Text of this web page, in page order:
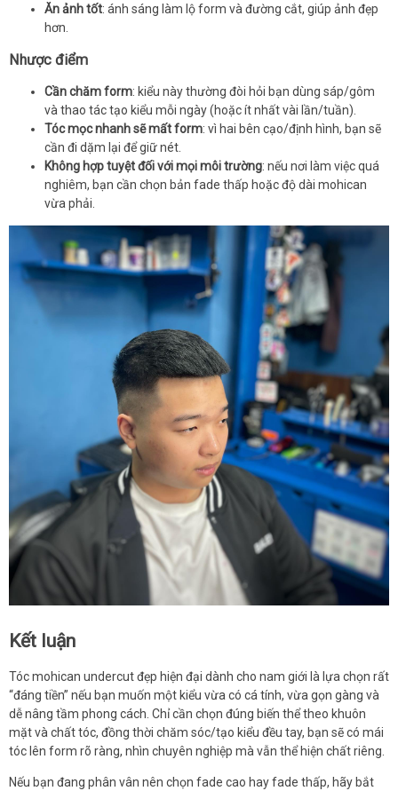
Ăn ảnh tốt: ánh sáng làm lộ form và đường cắt, giúp ảnh đẹp
hơn.
Nhược điểm
Cần chăm form: kiểu này thường đòi hỏi bạn dùng sáp/gôm
và thao tác tạo kiểu mỗi ngày (hoặc ít nhất vài lần/tuần).
Tóc mọc nhanh sẽ mất form: vì hai bên cạo/định hình, bạn sẽ
cần đi dặm lại để giữ nét.
Không hợp tuyệt đối với mọi môi trường: nếu nơi làm việc quá
nghiêm, bạn cần chọn bản fade thấp hoặc độ dài mohican
vừa phải.
Kết luận
Tóc mohican undercut đẹp hiện đại dành cho nam giới là lựa chọn rất
“đáng tiền” nếu bạn muốn một kiểu vừa có cá tính, vừa gọn gàng và
dễ nâng tầm phong cách. Chỉ cần chọn đúng biến thể theo khuôn
mặt và chất tóc, đồng thời chăm sóc/tạo kiểu đều tay, bạn sẽ có mái
tóc lên form rõ ràng, nhìn chuyên nghiệp mà vẫn thể hiện chất riêng.
Nếu bạn đang phân vân nên chọn fade cao hay fade thấp, hãy bắt